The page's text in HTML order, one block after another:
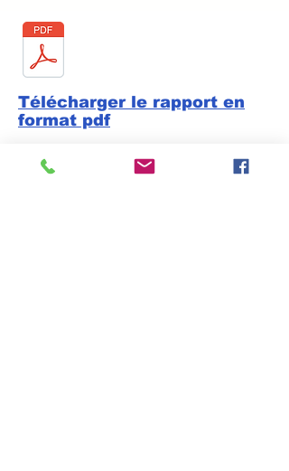
Télécharger le rapport en
format pdf